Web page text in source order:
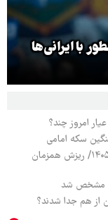
با ایرانی‌ها
قیمت محصولات ایران خودرو چهارشنبه ۱۴ مرداد ۱۴۰۵/ ریزش همزمان
مشخص شد
از هم جدا شدند؟